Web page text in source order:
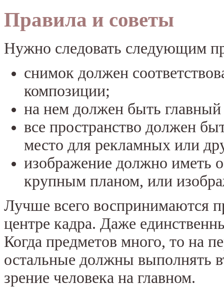
Правила и советы
Нужно следовать следующим
снимок должен
композиции;
на нем должен быть
все пространство должен
место для рекламных или
изображение должно иметь
крупным планом, или
Лучше всего воспринимаются
центре кадра. Даже
Когда предметов много, то на
остальные должны выполнять
зрение человека на главном.